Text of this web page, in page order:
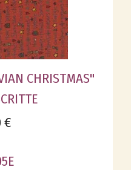
CHRISTMAS"
€